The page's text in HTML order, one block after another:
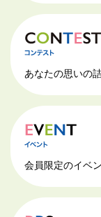
あなたの思いの
会員限定のイベ